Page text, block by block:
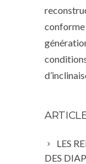
conforme
LES
DES